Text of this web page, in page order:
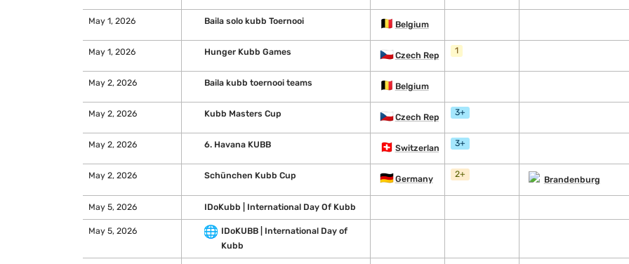
May 1, 2026 Baila solo kubb Toernooi 🇧🇪 Belgium
May 1, 2026 Hunger Kubb Games 🇨🇿Czech Republic
1
May 2, 2026 Baila kubb toernooi teams 🇧🇪 Belgium
May 2, 2026 Kubb Masters Cup 🇨🇿Czech Republic3+
May 2, 2026 6. Havana KUBB 🇨🇭 Switzerland 3+
May 2, 2026 Schünchen Kubb Cup 🇩🇪Germany 2+
Brandenburg
May 5, 2026 IDoKubb | International Day Of Kubb
May 5, 2026 🌐 IDoKUBB | International Day of
Kubb